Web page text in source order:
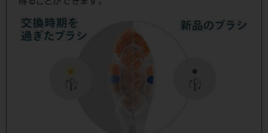
得ることができます。